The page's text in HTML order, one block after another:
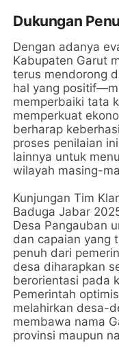
Dukungan
Dengan adanya
Kabupaten Garut
terus mendorong
hal yang
memperbaiki tata
memperkuat
berharap
proses penilaian
lainnya untuk
wilayah masing-
Kunjungan Tim
Baduga Jabar
Desa Pangauban
dan capaian yang
penuh dari
desa diharapkan
berorientasi pada
Pemerintah
melahirkan desa-
membawa nama
provinsi maupun